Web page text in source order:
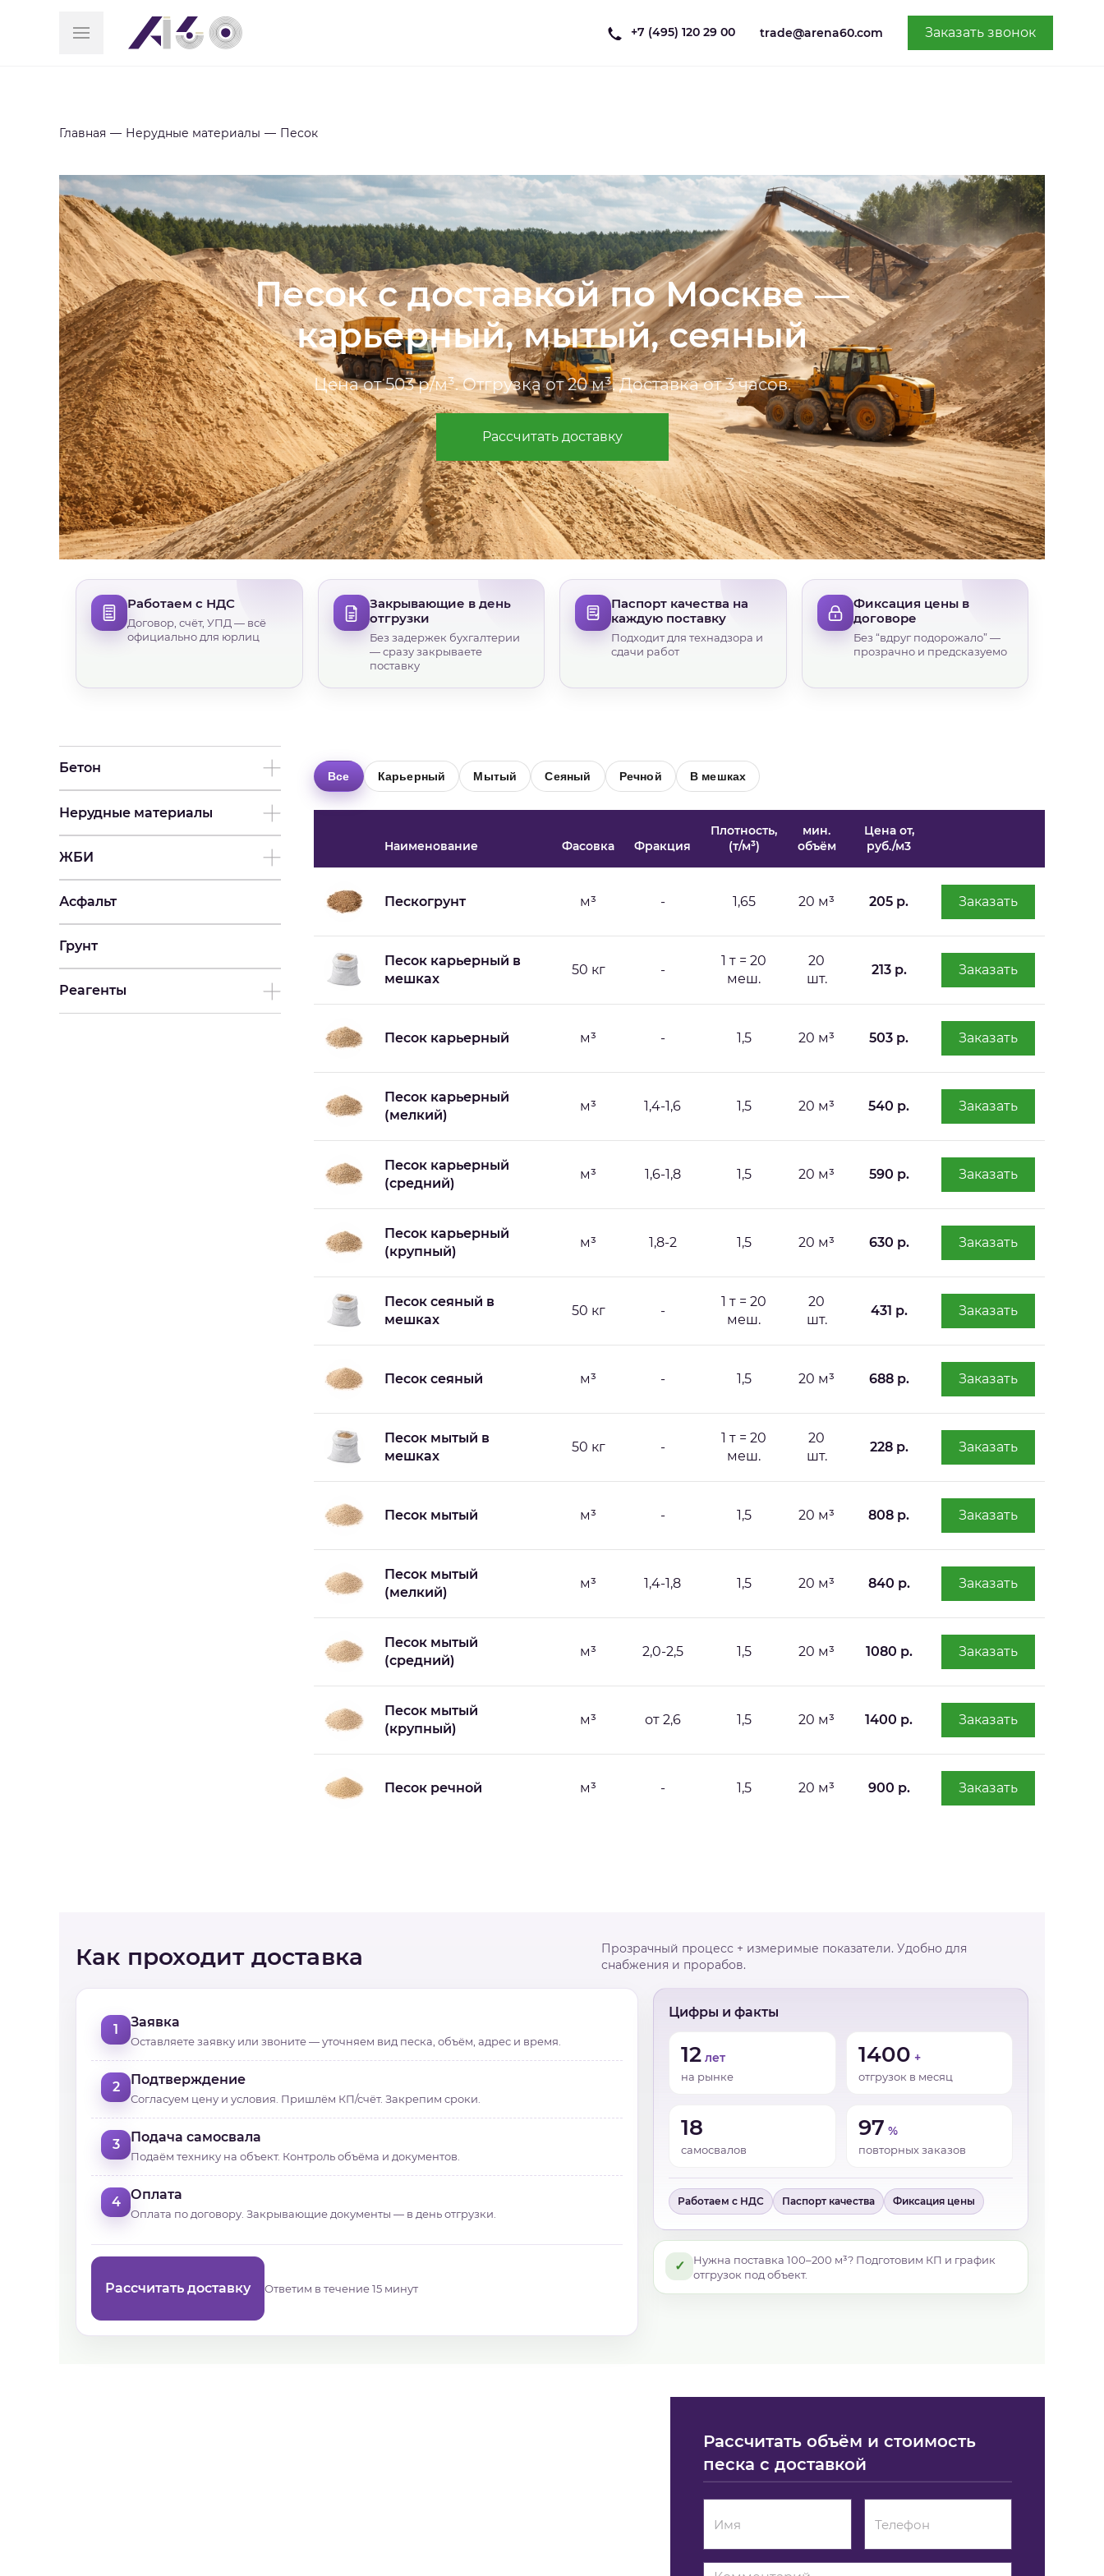
+7 (495) 120 29 00 trade@arena60.com Заказать звонок
Главная Нерудные материалы Песок
Песок с доставкой по Москве —
карьерный, мытый, сеяный
Цена от 503 р/м³. Отгрузка от 20 м³. Доставка от 3 часов.
Рассчитать доставку
Работаем с НДС
Договор, счёт, УПД — всё
официально для юрлиц
Закрывающие в день
отгрузки
Без задержек бухгалтерии
— сразу закрываете
поставку
Паспорт качества на
каждую поставку
Подходит для технадзора и
сдачи работ
Фиксация цены в
договоре
Без “вдруг подорожало” —
прозрачно и предсказуемо
Бетон
Нерудные материалы
ЖБИ
Асфальт
Грунт
Реагенты
Все Карьерный Мытый Сеяный Речной В мешках
Наименование Фасовка Фракция
Плотность,
(т/м³)
мин.
объём
Цена от,
руб./м3
Пескогрунт м³ - 1,65 20 м³ 205 р. Заказать
Песок карьерный в
мешках
50 кг -
1 т = 20
меш.
20
шт.
213 р. Заказать
Песок карьерный м³ - 1,5 20 м³ 503 р. Заказать
Песок карьерный
(мелкий)
м³ 1,4-1,6 1,5 20 м³ 540 р. Заказать
Песок карьерный
(средний)
м³ 1,6-1,8 1,5 20 м³ 590 р. Заказать
Песок карьерный
(крупный)
м³ 1,8-2 1,5 20 м³ 630 р. Заказать
Песок сеяный в
мешках
50 кг -
1 т = 20
меш.
20
шт.
431 р. Заказать
Песок сеяный м³ - 1,5 20 м³ 688 р. Заказать
Песок мытый в
мешках
50 кг -
1 т = 20
меш.
20
шт.
228 р. Заказать
Песок мытый м³ - 1,5 20 м³ 808 р. Заказать
Песок мытый
(мелкий)
м³ 1,4-1,8 1,5 20 м³ 840 р. Заказать
Песок мытый
(средний)
м³ 2,0-2,5 1,5 20 м³ 1080 р. Заказать
Песок мытый
(крупный)
м³ от 2,6 1,5 20 м³ 1400 р. Заказать
Песок речной м³ - 1,5 20 м³ 900 р. Заказать
Как проходит доставка
Прозрачный процесс + измеримые показатели. Удобно для
снабжения и прорабов.
1 Заявка
Оставляете заявку или звоните — уточняем вид песка, объём, адрес и время.
2 Подтверждение
Согласуем цену и условия. Пришлём КП/счёт. Закрепим сроки.
3 Подача самосвала
Подаём технику на объект. Контроль объёма и документов.
4 Оплата
Оплата по договору. Закрывающие документы — в день отгрузки.
Рассчитать доставку Ответим в течение 15 минут
Цифры и факты
12 лет
на рынке
1400 +
отгрузок в месяц
18
самосвалов
97 %
повторных заказов
Работаем с НДС Паспорт качества Фиксация цены
✓
Нужна поставка 100–200 м³? Подготовим КП и график
отгрузок под объект.
Рассчитать объём и стоимость
песка с доставкой